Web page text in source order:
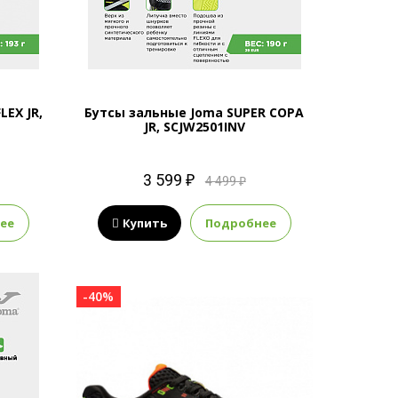
JR,
Бутсы зальные Joma SUPER COPA
JR, SCJW2501INV
3 599 ₽ 4 499 ₽
Купить Подробнее
-40%